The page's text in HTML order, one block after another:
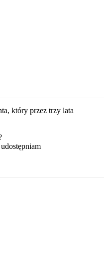
który przez trzy lata